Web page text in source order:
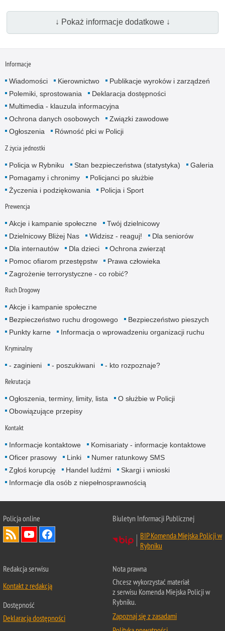
↓ Pokaż informacje dodatkowe ↓
Informacje
Wiadomości Kierownictwo
Publikacje wyroków i zarządzeń
Polemiki, sprostowania
Deklaracja dostępności
Multimedia - klauzula informacyjna
Ochrona danych osobowych
Związki zawodowe
Ogłoszenia
Równość płci w Policji
Z życia jednostki
Policja w Rybniku Stan bezpieczeństwa (statystyka)
Galeria
Pomagamy i chronimy
Policjanci po służbie
Życzenia i podziękowania
Policja i Sport
Prewencja
Akcje i kampanie społeczne
Twój dzielnicowy
Dzielnicowy Bliżej Nas
Widzisz - reaguj!
Dla seniorów
Dla internautów
Dla dzieci
Ochrona zwierząt
Pomoc ofiarom przestępstw
Prawa człowieka
Zagrożenie terrorystyczne - co robić?
Ruch Drogowy
Akcje i kampanie społeczne
Bezpieczeństwo ruchu drogowego
Bezpieczeństwo pieszych
Punkty karne
Informacja o wprowadzeniu organizacji ruchu
Kryminalny
- zaginieni - poszukiwani - kto rozpoznaje?
Rekrutacja
Ogłoszenia, terminy, limity, lista
O służbie w Policji
Obowiązujące przepisy
Kontakt
Informacje kontaktowe
Komisariaty - informacje kontaktowe
Oficer prasowy
Linki
Numer ratunkowy SMS
Zgłoś korupcję
Handel ludźmi
Skargi i wnioski
Informacje dla osób z niepełnosprawnością
Policja online
Biuletyn Informacji Publicznej
BIP Komenda Miejska Policji w
Rybniku
Redakcja serwisu
Kontakt z redakcją
Dostępność
Deklaracja dostępności
Nota prawna
Chcesz wykorzystać materiał
z serwisu Komenda Miejska Policji w
Rybniku.
Zapoznaj się z zasadami